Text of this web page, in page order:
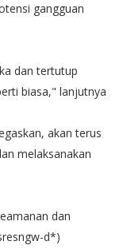
gangguan
dan tertutup
biasa," lanjutnya
akan terus
melaksanakan
dan
d*)